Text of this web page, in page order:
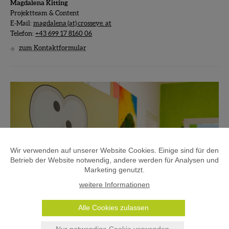
Magdalena Kitting
Projektteam & Content
E-Mail: magdalena (at) crosseye. at
Telefon: +43 699 17 8160 06
zum Kontaktformular
Wir verwenden auf unserer Website Cookies. Einige sind für den
Betrieb der Website notwendig, andere werden für Analysen und
Marketing genutzt.
weitere Informationen
Alle Cookies zulassen